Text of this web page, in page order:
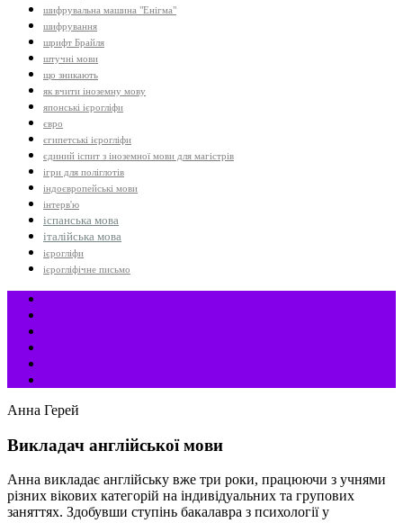
шифрувальна машина "Енігма"
шифрування
шрифт Брайля
штучні мови
що зникають
як вчити іноземну мову
японські ієрогліфи
євро
єгипетські ієрогліфи
єдиний іспит з іноземної мови для магістрів
ігри для поліглотів
індоєвропейські мови
інтерв'ю
іспанська мова
італійська мова
ієрогліфи
ієрогліфічне письмо
Анна Герей
Викладач англійської мови
Анна викладає англійську вже три роки, працюючи з учнями
різних вікових категорій на індивідуальних та групових
заняттях. Здобувши ступінь бакалавра з психології у